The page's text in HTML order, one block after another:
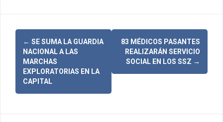
N
e
← SE SUMA LA GUARDIA
NACIONAL A LAS
MARCHAS
EXPLORATORIAS EN LA
CAPITAL
83 MÉDICOS PASANTES
REALIZARÁN SERVICIO
SOCIAL EN LOS SSZ →